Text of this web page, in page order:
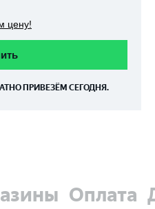
цену!
ПРИВЕЗЁМ СЕГОДНЯ.
Оплата